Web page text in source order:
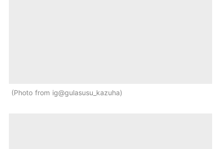
Photo from ig@gulasusu_kazuha